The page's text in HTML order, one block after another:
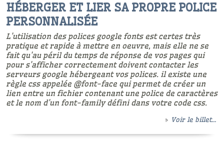
HÉBERGER ET LIER SA PROPRE POLICE
PERSONNALISÉE
L'utilisation des polices google fonts est certes très
pratique et rapide à mettre en oeuvre, mais elle ne se
fait qu'au péril du temps de réponse de vos pages qui
pour s'afficher correctement doivent contacter les
serveurs google hébergeant vos polices. il existe une
règle css appelée @font-face qui permet de créer un
lien entre un fichier contenant une police de caractères
et le nom d'un font-family défini dans votre code css.
Voir le billet...